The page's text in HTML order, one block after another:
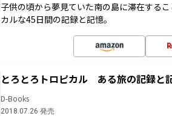
子供の頃から夢見ていた南の島に滞在する
カルな45日間の記録と記憶。
とろとろトロピカル ある旅の記録
D-Books
2018.07.26 発売